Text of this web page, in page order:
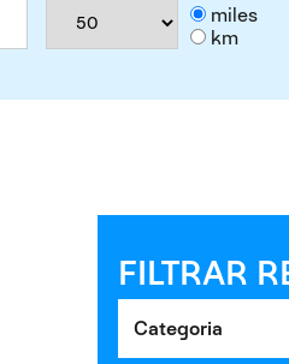
miles
km
FILTRAR
Categoria